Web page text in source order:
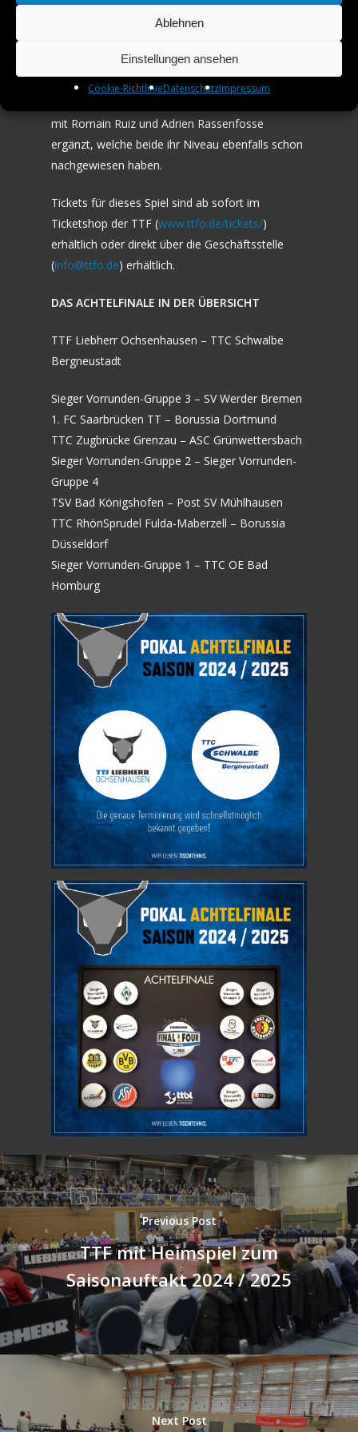
Ablehnen
Einstellungen ansehen
Cookie-RichtlinieDatenschutzImpressum
Setzliste nach Ochsenhausen. Mit Benedikt Duda
haben sie zwei Spieler in ihren Reihen, welche an
einem guten Tag jedem Gegner gefährlich
mit Romain Ruiz und Adrien Rassenfosse
ergänzt, welche beide ihr Niveau ebenfalls schon
nachgewiesen haben.
Tickets für dieses Spiel sind ab sofort im
Ticketshop der TTF (www.ttfo.de/tickets/)
erhältlich oder direkt über die Geschäftsstelle
(info@ttfo.de) erhältlich.
DAS ACHTELFINALE IN DER ÜBERSICHT
TTF Liebherr Ochsenhausen – TTC Schwalbe
Bergneustadt
Sieger Vorrunden-Gruppe 3 – SV Werder Bremen
1. FC Saarbrücken TT – Borussia Dortmund
TTC Zugbrücke Grenzau – ASC Grünwettersbach
Sieger Vorrunden-Gruppe 2 – Sieger Vorrunden-
Gruppe 4
TSV Bad Königshofen – Post SV Mühlhausen
TTC RhönSprudel Fulda-Maberzell – Borussia
Düsseldorf
Sieger Vorrunden-Gruppe 1 – TTC OE Bad
Homburg
Previous Post
TTF mit Heimspiel zum
Saisonauftakt 2024 / 2025
Next Post
JOBS
KONTAKT